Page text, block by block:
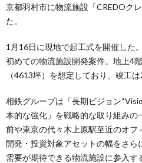
京都羽村市に物流施設「CREDOク
た。
1月16日に現地で起工式を開催した
初めての物流施設開発案件。地上4
（4613坪）を想定しており、竣工
相鉄グループは「長期ビジョン
本的な強化」を戦略的な取り組みの
前や東京の代々木上原駅至近のオフ
開発・投資対象アセットの幅をさら
需要が期待できる物流施設に参入す